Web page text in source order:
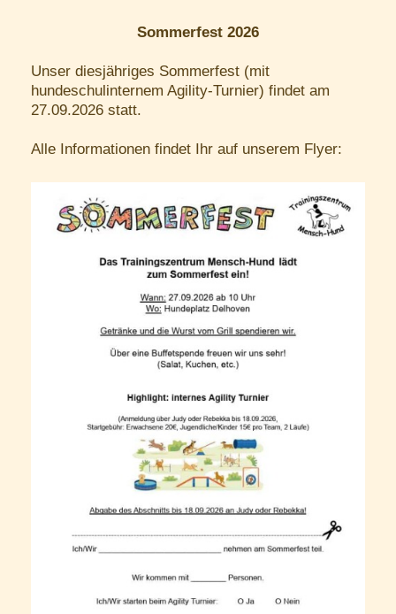
Sommerfest 2026
Unser diesjähriges Sommerfest (mit
hundeschulinternem Agility-Turnier) findet am
27.09.2026 statt.
Alle Informationen findet Ihr auf unserem Flyer: